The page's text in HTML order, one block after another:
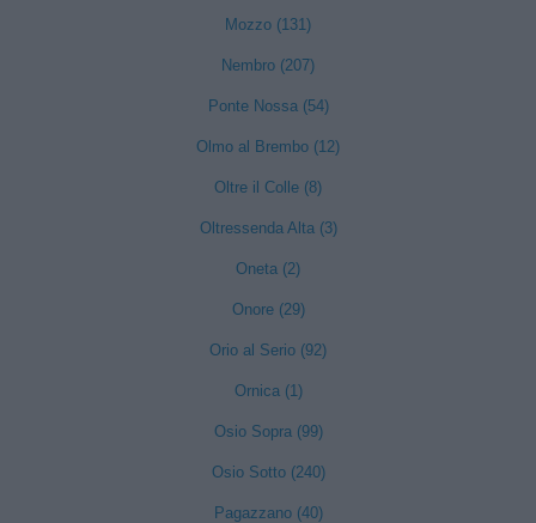
Mozzo (131)
Nembro (207)
Ponte Nossa (54)
Olmo al Brembo (12)
Oltre il Colle (8)
Oltressenda Alta (3)
Oneta (2)
Onore (29)
Orio al Serio (92)
Ornica (1)
Osio Sopra (99)
Osio Sotto (240)
Pagazzano (40)